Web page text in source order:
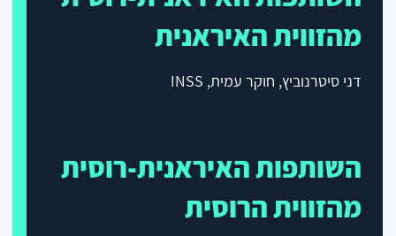
מהזווית האיראנית
דני סיטרנוביץ, חוקר עמית, INSS
השותפות האיראנית-רוסית
מהזווית הרוסית